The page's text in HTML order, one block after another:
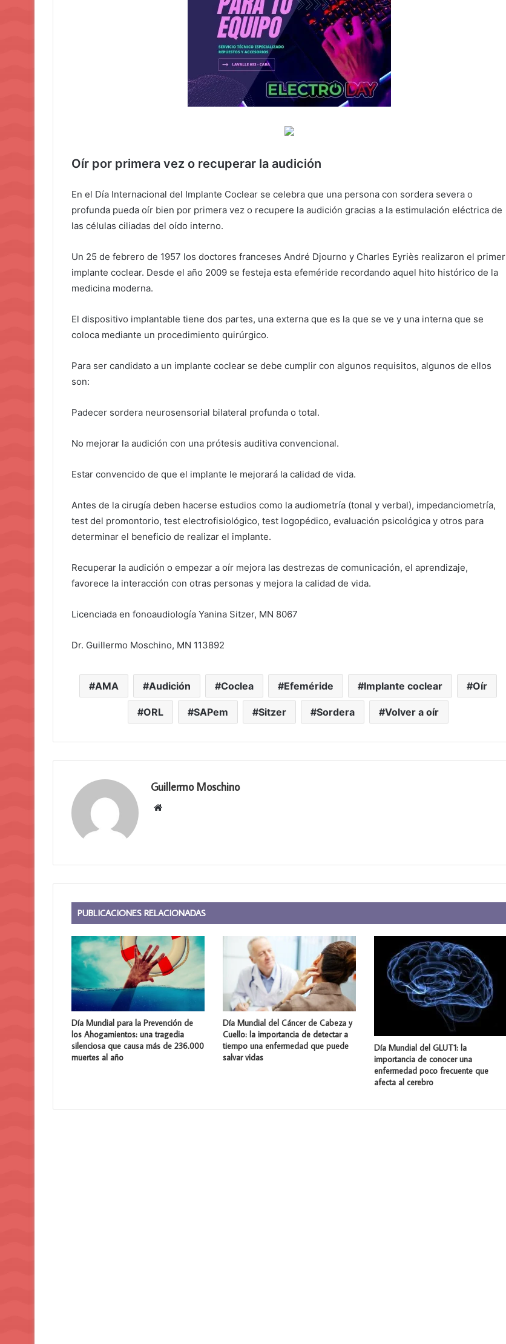
Oír por primera vez o recuperar la audición
En el Día Internacional del Implante Coclear se celebra que una persona con sordera severa o
profunda pueda oír bien por primera vez o recupere la audición gracias a la estimulación eléctrica de
las células ciliadas del oído interno.
Un 25 de febrero de 1957 los doctores franceses André Djourno y Charles Eyriès realizaron el primer
implante coclear. Desde el año 2009 se festeja esta efeméride recordando aquel hito histórico de la
medicina moderna.
El dispositivo implantable tiene dos partes, una externa que es la que se ve y una interna que se
coloca mediante un procedimiento quirúrgico.
Para ser candidato a un implante coclear se debe cumplir con algunos requisitos, algunos de ellos
son:
Padecer sordera neurosensorial bilateral profunda o total.
No mejorar la audición con una prótesis auditiva convencional.
Estar convencido de que el implante le mejorará la calidad de vida.
Antes de la cirugía deben hacerse estudios como la audiometría (tonal y verbal), impedanciometría,
test del promontorio, test electrofisiológico, test logopédico, evaluación psicológica y otros para
determinar el beneficio de realizar el implante.
Recuperar la audición o empezar a oír mejora las destrezas de comunicación, el aprendizaje,
favorece la interacción con otras personas y mejora la calidad de vida.
Licenciada en fonoaudiología Yanina Sitzer, MN 8067
Dr. Guillermo Moschino, MN 113892
AMA Audición Coclea Efeméride Implante coclear Oír
ORL SAPem Sitzer Sordera Volver a oír
Guillermo Moschino
Sitio
PUBLICACIONES RELACIONADAS
Día Mundial para la Prevención de
los Ahogamientos: una tragedia
silenciosa que causa más de 236.000
muertes al año
Día Mundial del Cáncer de Cabeza y
Cuello: la importancia de detectar a
tiempo una enfermedad que puede
salvar vidas
Día Mundial del GLUT1: la
importancia de conocer una
enfermedad poco frecuente que
afecta al cerebro